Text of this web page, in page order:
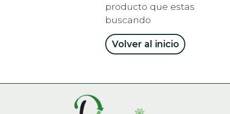
producto que estas
buscando
Volver al inicio